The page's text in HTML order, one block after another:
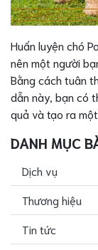
Huấn luyện chó
nên một người
Bằng cách tuân
dẫn này, bạn có
quả và tạo ra
DANH MỤC
Dịch vụ
Thương hiệu
Tin tức